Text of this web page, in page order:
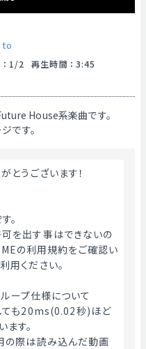
： 1/2 再生時間 ： 3:45
House系楽曲です。
です。
とうございます！
。
を出す事はできないの
の利用規約をご確認い
用ください。
プ仕様について
ても20ms(0.02秒)ほど
す。
の際は読み込んだ動画